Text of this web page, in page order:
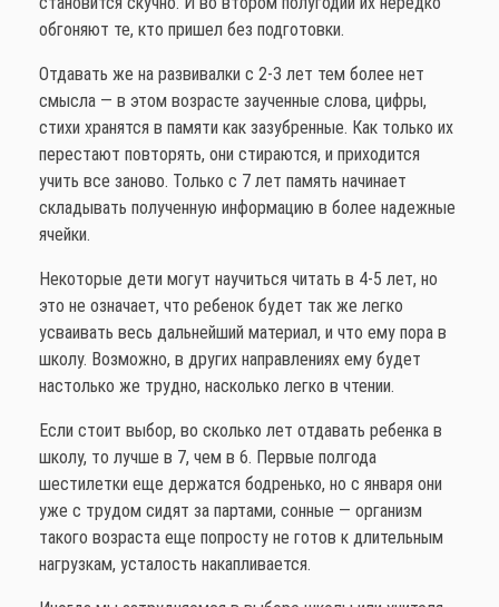
обгоняют те, кто пришел без подготовки.
Отдавать же на развивалки с 2-3 лет тем более нет
смысла — в этом возрасте заученные слова, цифры,
стихи хранятся в памяти как зазубренные. Как только их
перестают повторять, они стираются, и приходится
учить все заново. Только с 7 лет память начинает
складывать полученную информацию в более надежные
ячейки.
Некоторые дети могут научиться читать в 4-5 лет, но
это не означает, что ребенок будет так же легко
усваивать весь дальнейший материал, и что ему пора в
школу. Возможно, в других направлениях ему будет
настолько же трудно, насколько легко в чтении.
Если стоит выбор, во сколько лет отдавать ребенка в
школу, то лучше в 7, чем в 6. Первые полгода
шестилетки еще держатся бодренько, но с января они
уже с трудом сидят за партами, сонные — организм
такого возраста еще попросту не готов к длительным
нагрузкам, усталость накапливается.